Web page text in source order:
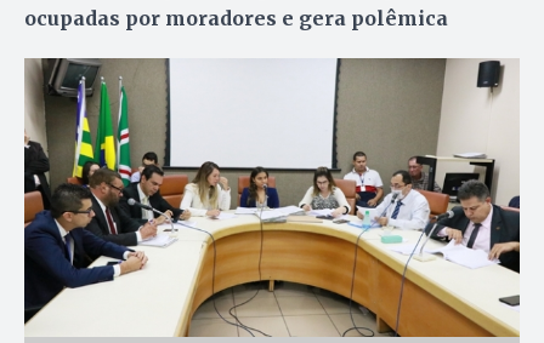
ocupadas por moradores e gera polêmica